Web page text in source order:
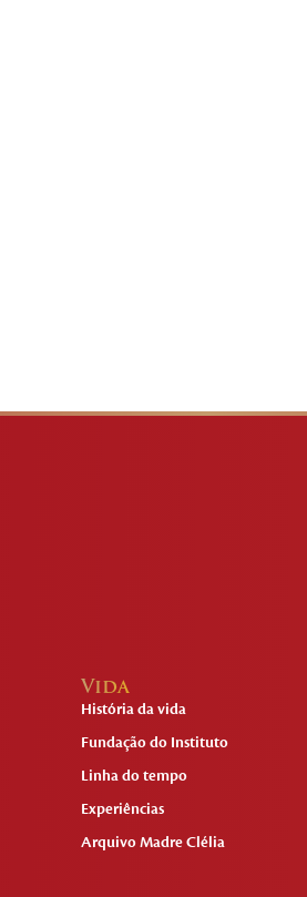
Vida
História da vida
Fundação do Instituto
Linha do tempo
Experiências
Arquivo Madre Clélia